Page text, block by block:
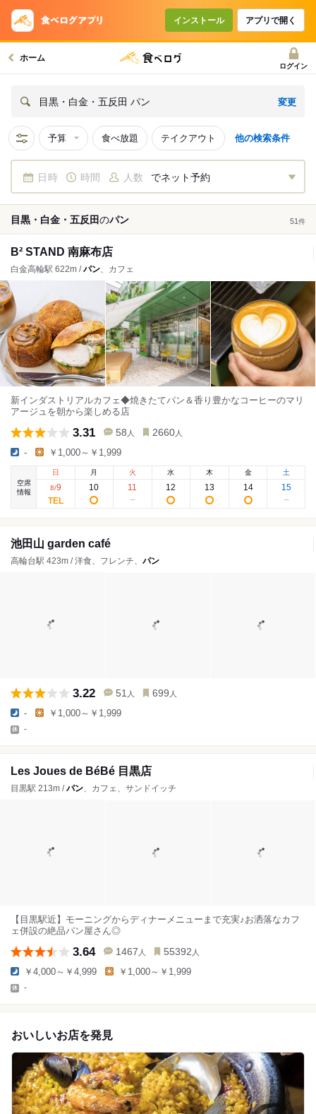
インストール アプリで開く
ホーム
ログイン
目黒・白金・五反田 パン 変更
予算 食べ放題 テイクアウト 他の検索条件
日時 時間 人数 でネット予約
目黒・白金・五反田のパン 51 件
B² STAND 南麻布店
白金高輪駅 622m /パン、カフェ
新インダストリアルカフェ◆焼きたてパン＆香り豊かなコーヒーのマリ
アージュを朝から楽しめる店
3.31 58 人 2660 人
- ￥1,000～￥1,999
空席
情報
日
8/9
月
10
火
11
水
12
木
13
金
14
土
15
池田山 garden café
高輪台駅 423m / 洋食、フレンチ、 パン
3.22 51 人 699 人
- ￥1,000～￥1,999
-
Les Joues de BéBé 目黒店
目黒駅 213m /パン、カフェ、サンドイッチ
【目黒駅近】モーニングからディナーメニューまで充実♪お洒落なカフ
ェ併設の絶品パン屋さん◎
3.64 1467 人 55392 人
￥4,000～￥4,999 ￥1,000～￥1,999
-
おいしいお店を発見